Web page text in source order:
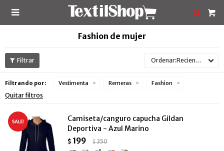

Fashion de mujer
Recientes
Filtrando por: Vestimenta Remeras Fashion
Quitar filtros
Camiseta/canguro capucha Gildan
Deportiva - Azul Marino
$ 199 $350